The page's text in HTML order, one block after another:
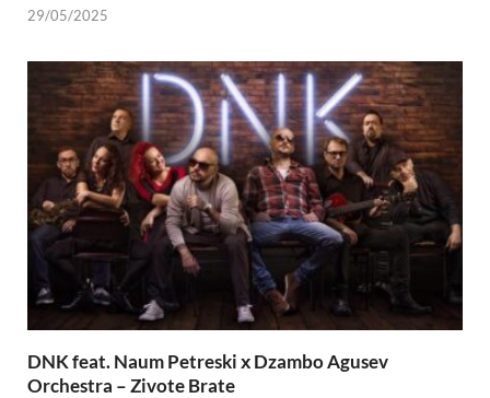
29/05/2025
DNK feat. Naum Petreski х Dzambo Agusev
Orchestra – Zivote Brate